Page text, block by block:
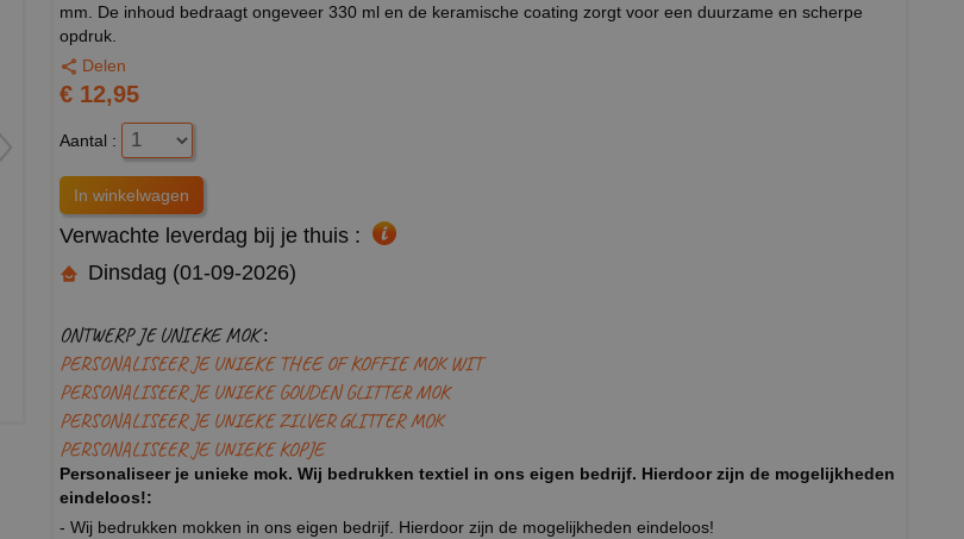
mm. De inhoud bedraagt ongeveer 330 ml en de keramische coating zorgt voor een duurzame en scherpe
opdruk.
Delen
€ 12,95
Aantal :
Verwachte leverdag bij je thuis :
Dinsdag (01-09-2026)
ONTWERP JE UNIEKE MOK :
PERSONALISEER JE UNIEKE THEE OF KOFFIE MOK WIT
PERSONALISEER JE UNIEKE GOUDEN GLITTER MOK
PERSONALISEER JE UNIEKE ZILVER GLITTER MOK
PERSONALISEER JE UNIEKE KOPJE
Personaliseer je unieke mok. Wij bedrukken textiel in ons eigen bedrijf. Hierdoor zijn de mogelijkheden
eindeloos!:
- Wij bedrukken mokken in ons eigen bedrijf. Hierdoor zijn de mogelijkheden eindeloos!